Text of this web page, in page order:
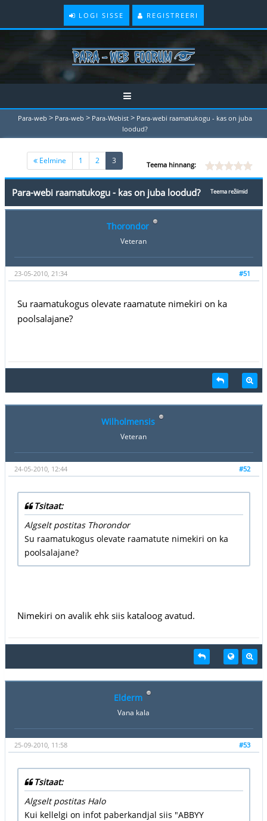
LOGI SISSE REGISTREERI
Para-web > Para-web > Para-Webist > Para-webi raamatukogu - kas on juba
loodud?
Eelmine 1 2 3 Teema hinnang:
Teema režiimid
Para-webi raamatukogu - kas on juba loodud?
Thorondor
Veteran
#51
23-05-2010, 21:34
Su raamatukogus olevate raamatute nimekiri on ka
poolsalajane?
Wilholmensis
Veteran
#52
24-05-2010, 12:44
Tsitaat:
Algselt postitas Thorondor
Su raamatukogus olevate raamatute nimekiri on ka
poolsalajane?
Nimekiri on avalik ehk siis kataloog avatud.
Elderm
Vana kala
#53
25-09-2010, 11:58
Tsitaat:
Algselt postitas Halo
Kui kellelgi on infot paberkandjal siis "ABBYY